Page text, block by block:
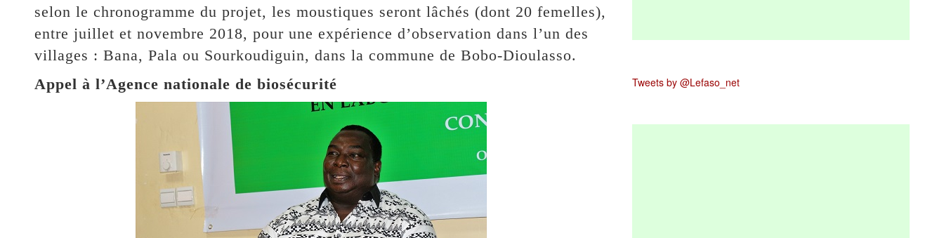
selon le chronogramme du projet, les moustiques seront lâchés (dont 20 femelles),
entre juillet et novembre 2018, pour une expérience d’observation dans l’un des
villages : Bana, Pala ou Sourkoudiguin, dans la commune de Bobo-Dioulasso.
Appel à l’Agence nationale de biosécurité
Tweets by @Lefaso_net